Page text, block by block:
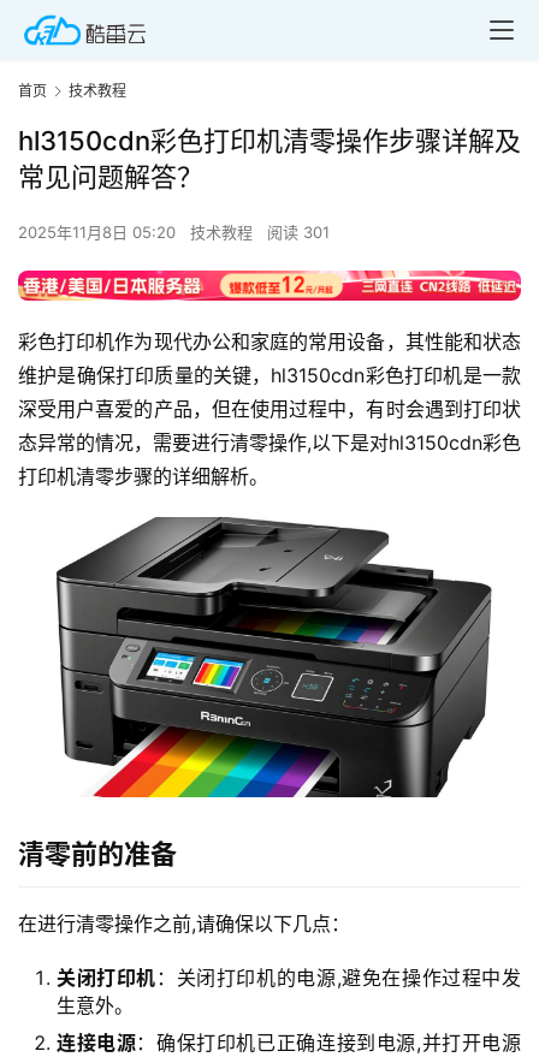
首页 技术教程
hl3150cdn彩色打印机清零操作步骤详解及
常见问题解答？
2025年11月8日 05:20 技术教程 阅读 301
彩色打印机作为现代办公和家庭的常用设备，其性能和状态
维护是确保打印质量的关键，hl3150cdn彩色打印机是一款
深受用户喜爱的产品，但在使用过程中，有时会遇到打印状
态异常的情况，需要进行清零操作,以下是对hl3150cdn彩色
打印机清零步骤的详细解析。
清零前的准备
在进行清零操作之前,请确保以下几点：
关闭打印机 ：关闭打印机的电源,避免在操作过程中发
生意外。
连接电源：确保打印机已正确连接到电源,并打开电源